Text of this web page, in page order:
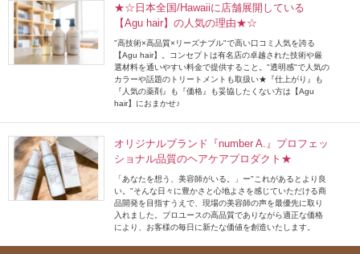
★☆日本全国/Hawaiiに店舗展開している
【Agu hair】の人気の理由★☆
"高技術×高品質×リーズナブル"で高い口コミ人気を誇る
【Agu hair】。コンセプトは有名店の卓越された技術や厳
選材料を通いやすい料金で提供すること。"透明感"で人気の
カラーや話題のトリートメントも取扱い★『仕上がり』も
『人気の薬剤』も『価格』も妥協したくない方は【Agu
hair】におまかせ♪
オリジナルブランド『number A.』プロフェッ
ショナル品質のヘアケアプロダクト★
「あなたを想う、美容師がいる。」ー"これがあるとより良
い。"そんな日々に豊かさと心地よさを感じていただける商
品開発を目指すうえで、現場の美容師の声を最優先に取り
入れました。プロユースの高品質でありながら適正な価格
により、お客様の毎日に新たな価値を創造いたします。